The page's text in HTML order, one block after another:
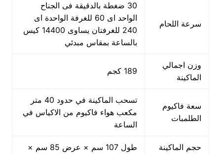
سرعة اللحام
30 ضغطة بالدقيقة فى الجناح
الواحد اى 60 للغرفة الواحدة اى
240 للغرفتان يساوى 14400 كيس
بالساعة بمقاس مبدئي
وزن اجمالي
الماكينة
189 كجم
سعة فاكيوم
الطلمبات
تسحب الماكينة في حدود 40 متر
مكعب هواء فاكيوم من الاكياس في
الساعة
حجم الماكينة
طول 107 سم × عرض 85 سم ×